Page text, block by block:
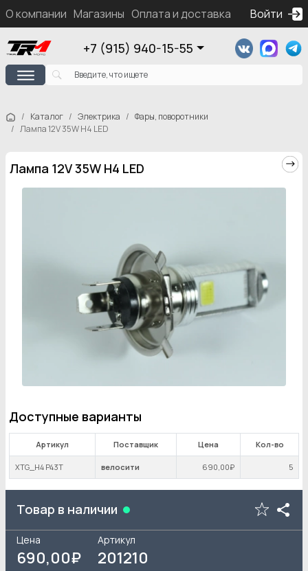
О компании Магазины Оплата и доставка Контакты
Войти
+7 (915) 940-15-55
Каталог Электрика
Фары, поворотники
Лампа 12V 35W H4 LED
Лампа 12V 35W H4 LED
Доступные варианты
Артикул Поставщик Цена Кол-во
XTG_H4 P43T велосити 690 ,00₽ 5
Товар в наличии
Цена
690,00₽
Артикул
201210